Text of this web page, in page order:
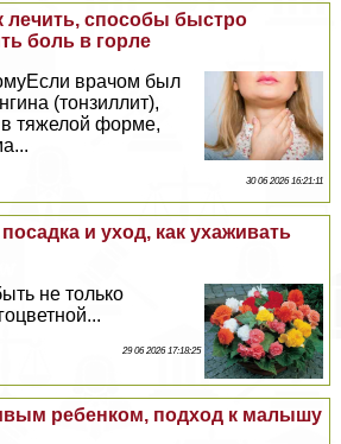
лечить, способы быстро
боль в горле
врачом был
(тонзиллит),
в тяжелой форме,
30 06 2026 16:21:11
и уход, как ухаживать
не только
29 06 2026 17:18:25
ребенком, подход к малышу